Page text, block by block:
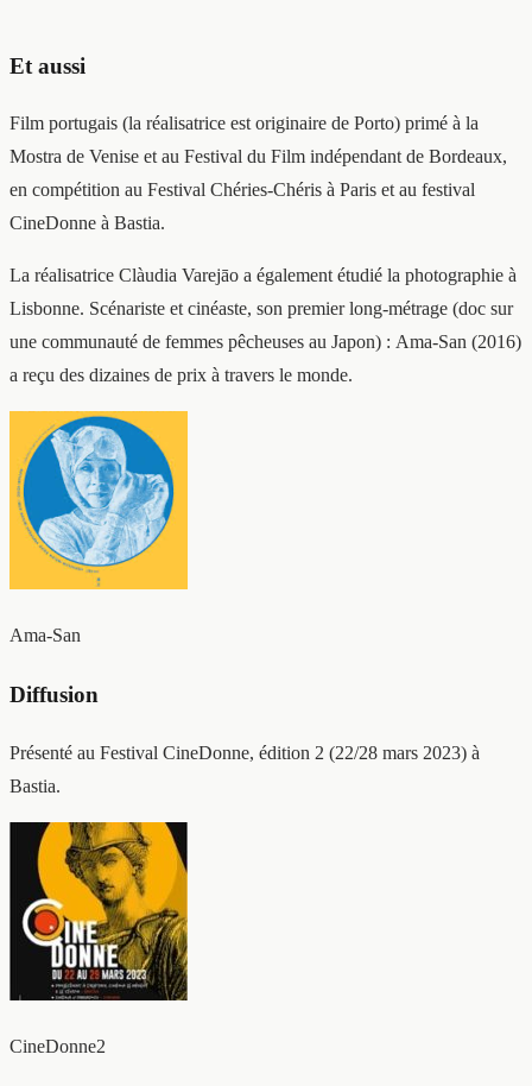
Et aussi
Film portugais (la réalisatrice est originaire de Porto) primé à la
Mostra de Venise et au Festival du Film indépendant de Bordeaux,
en compétition au Festival Chéries-Chéris à Paris et au festival
CineDonne à Bastia.
La réalisatrice Clàudia Varejāo a également étudié la photographie à
Lisbonne. Scénariste et cinéaste, son premier long-métrage (doc sur
une communauté de femmes pêcheuses au Japon) : Ama-San (2016)
a reçu des dizaines de prix à travers le monde.
Ama-San
Diffusion
Présenté au Festival CineDonne, édition 2 (22/28 mars 2023) à
Bastia.
CineDonne2